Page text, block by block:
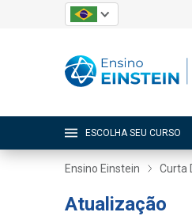
ESCOLHA SEU CURSO
Ensino Einstein Curta
Atualização